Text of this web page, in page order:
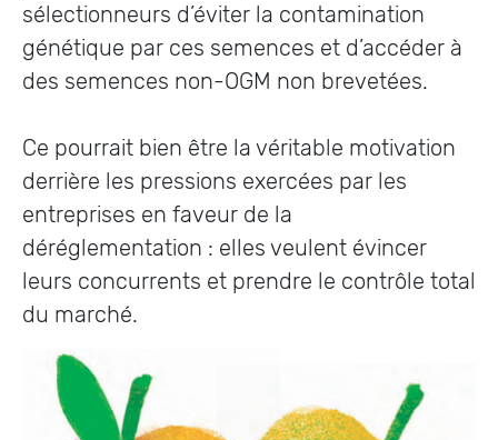
sélectionneurs d’éviter la contamination
génétique par ces semences et d’accéder à
des semences non-OGM non brevetées.
Ce pourrait bien être la véritable motivation
derrière les pressions exercées par les
entreprises en faveur de la
déréglementation : elles veulent évincer
leurs concurrents et prendre le contrôle total
du marché.